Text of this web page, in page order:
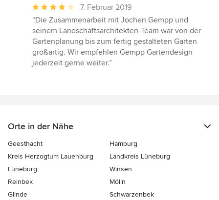
Durchschnittliche
Bewertung:
4
von
5
Sternen
7. Februar 2019
“Die Zusammenarbeit mit Jochen Gempp und
seinem Landschaftsarchitekten-Team war von der
Gartenplanung bis zum fertig gestalteten Garten
großartig. Wir empfehlen Gempp Gartendesign
jederzeit gerne weiter.”
Orte in der Nähe
Geesthacht
Hamburg
Kreis Herzogtum Lauenburg
Landkreis Lüneburg
Lüneburg
Winsen
Reinbek
Mölln
Glinde
Schwarzenbek